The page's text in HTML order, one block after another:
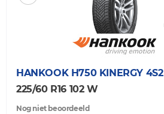
HANKOOK H750 KINERGY 4S2
225/60 R16 102 W
Nog niet beoordeeld